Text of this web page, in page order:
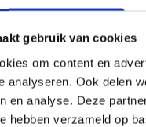
gebruik van cookies
om content en
analyseren. Ook delen
en analyse. Deze
hebben verzameld op